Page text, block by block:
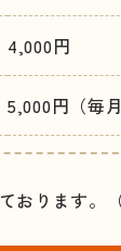
4,000円
5,000円（毎月
おります。